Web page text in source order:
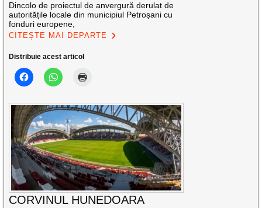
Dincolo de proiectul de anvergură derulat de
autoritățile locale din municipiul Petroșani cu
fonduri europene,
CITEȘTE MAI DEPARTE
Distribuie acest articol
CORVINUL HUNEDOARA